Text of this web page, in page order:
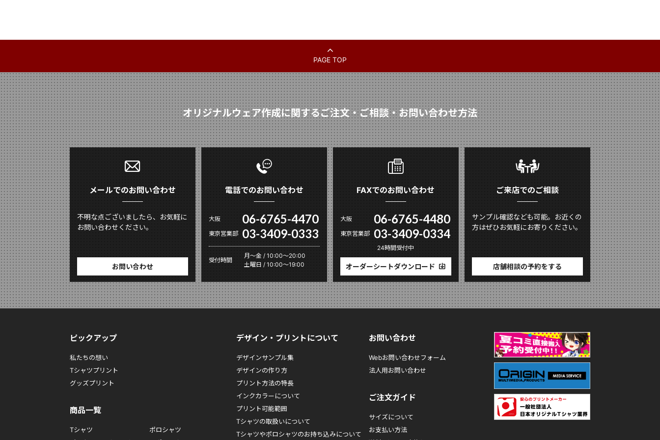
PAGE TOP
オリジナルウェア作成に関するご注文・ご相談・お問い合わせ方法
メールでのお問い合わせ
不明な点ございましたら、お気軽に
お問い合わせください。
お問い合わせ
電話でのお問い合わせ
大阪 06-6765-4470
東京営業部 03-3409-0333
受付時間
月〜金 / 10:00～20:00
土曜日 / 10:00～19:00
FAXでのお問い合わせ
大阪 06-6765-4480
東京営業部 03-3409-0334
24時間受付中
オーダーシートダウンロード
ご来店でのご相談
サンプル確認なども可能。お近くの
方はぜひお気軽にお寄りください。
店舗相談の予約をする
ピックアップ
私たちの想い
Tシャツプリント
グッズプリント
商品一覧
Tシャツ
ポロシャツ
デザイン・プリントについて
デザインサンプル集
デザインの作り方
プリント方法の特長
インクカラーについて
プリント可能範囲
Tシャツの取扱いについて
Tシャツやポロシャツのお持ち込みについて
お問い合わせ
Webお問い合わせフォーム
法人用お問い合わせ
ご注文ガイド
サイズについて
お支払い方法